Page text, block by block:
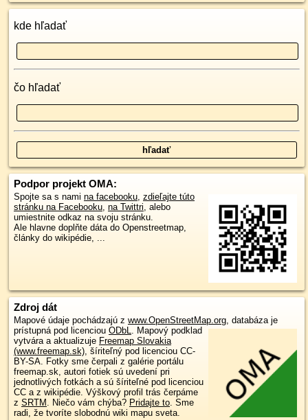
kde hľadať
čo hľadať
Podpor projekt OMA:
Spojte sa s nami na facebooku, zdieľajte túto
stránku na Facebooku, na Twittri, alebo
umiestnite odkaz na svoju stránku.
Ale hlavne doplňte dáta do Openstreetmap,
články do wikipédie, ...
Zdroj dát
Mapové údaje pochádzajú z www.OpenStreetMap.org, databáza je
prístupná pod licenciou ODbL. Mapový podklad
vytvára a aktualizuje Freemap Slovakia
(www.freemap.sk), šíriteľný pod licenciou CC-
BY-SA. Fotky sme čerpali z galérie portálu
freemap.sk, autori fotiek sú uvedení pri
jednotlivých fotkách a sú šíriteľné pod licenciou
CC a z wikipédie. Výškový profil trás čerpáme
z SRTM . Niečo vám chýba? Pridajte to. Sme
radi, že tvoríte slobodnú wiki mapu sveta.